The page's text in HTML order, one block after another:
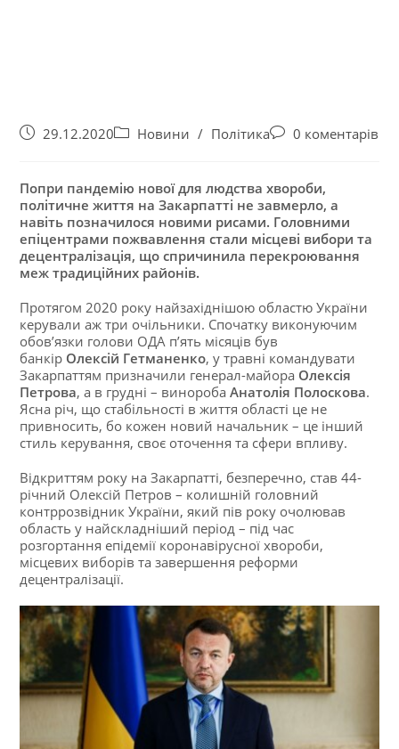
29.12.2020 Новини / Політика 0 коментарів
Попри пандемію нової для людства хвороби,
політичне життя на Закарпатті не завмерло, а
навіть позначилося новими рисами. Головними
епіцентрами пожвавлення стали місцеві вибори та
децентралізація, що спричинила перекроювання
меж традиційних районів.
Протягом 2020 року найзахіднішою областю України
керували аж три очільники. Спочатку виконуючим
обов’язки голови ОДА п’ять місяців був
банкір Олексій Гетманенко, у травні командувати
Закарпаттям призначили генерал-майора Олексія
Петрова, а в грудні – виноробаАнатолія Полоскова.
Ясна річ, що стабільності в життя області це не
привносить, бо кожен новий начальник – це інший
стиль керування, своє оточення та сфери впливу.
Відкриттям року на Закарпатті, безперечно, став 44-
річний Олексій Петров – колишній головний
контррозвідник України, який пів року очолював
область у найскладніший період – під час
розгортання епідемії коронавірусної хвороби,
місцевих виборів та завершення реформи
децентралізації.